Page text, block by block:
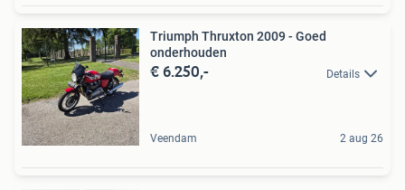
Triumph Thruxton 2009 - Goed
onderhouden
€ 6.250,- Details
Veendam 2 aug 26